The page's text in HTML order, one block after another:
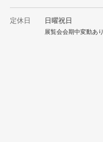
定休日 日曜祝日
展覧会会期中変動あり